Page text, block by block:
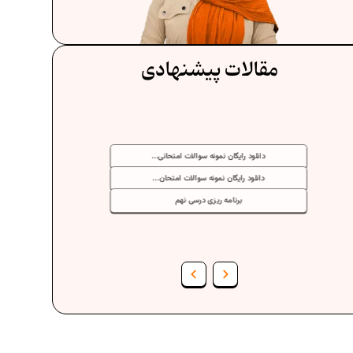
مقالات پیشنهادی
دانلود رایگان نمونه سوالات امتحانی...
دانلود رایگان نمونه سوالات امتحان...
برنامه‌ ریزی درسی نهم
فرمول حجم اشکال هندسی در ریاضیات
برنامه‌ ریزی درسی هفتم